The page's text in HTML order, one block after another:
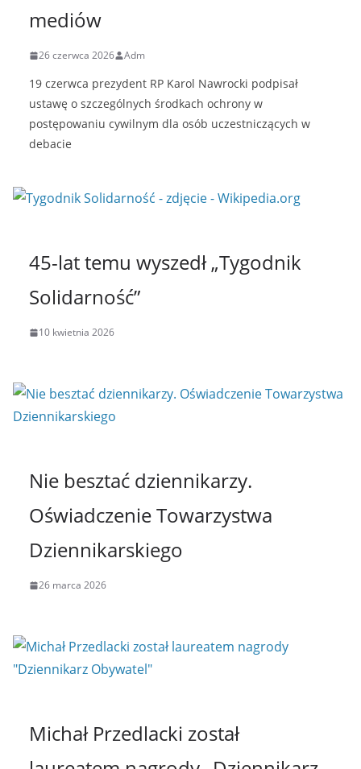
mediów
26 czerwca 2026 Adm
19 czerwca prezydent RP Karol Nawrocki podpisał
ustawę o szczególnych środkach ochrony w
postępowaniu cywilnym dla osób uczestniczących w
debacie
45-lat temu wyszedł „Tygodnik
Solidarność”
10 kwietnia 2026
Nie besztać dziennikarzy.
Oświadczenie Towarzystwa
Dziennikarskiego
26 marca 2026
Michał Przedlacki został